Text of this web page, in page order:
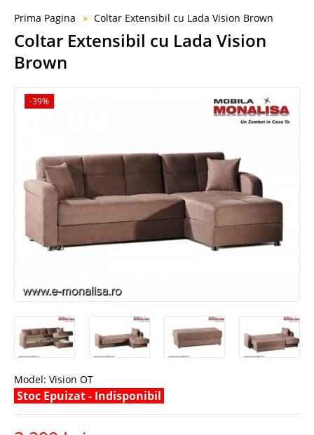
Prima Pagina Coltar Extensibil cu Lada Vision Brown
Coltar Extensibil cu Lada Vision
Brown
-39%
Model: Vision OT
Stoc Epuizat - Indisponibil